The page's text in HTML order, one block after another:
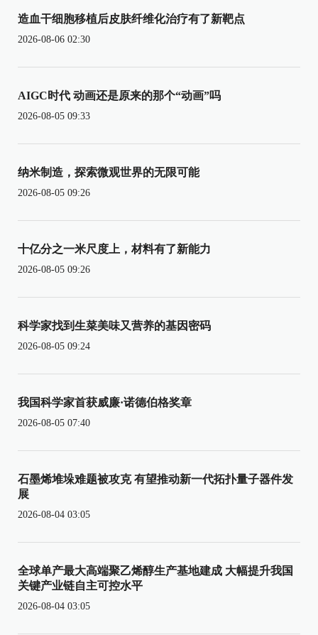
造血干细胞移植后皮肤纤维化治疗有了新靶点
2026-08-06 02:30
AIGC时代 动画还是原来的那个“动画”吗
2026-08-05 09:33
纳米制造，探索微观世界的无限可能
2026-08-05 09:26
十亿分之一米尺度上，材料有了新能力
2026-08-05 09:26
科学家找到生菜美味又营养的基因密码
2026-08-05 09:24
我国科学家首获威廉·诺德伯格奖章
2026-08-05 07:40
石墨烯堆垛难题被攻克 有望推动新一代拓扑量子器件发
展
2026-08-04 03:05
全球单产最大高端聚乙烯醇生产基地建成 大幅提升我国
关键产业链自主可控水平
2026-08-04 03:05